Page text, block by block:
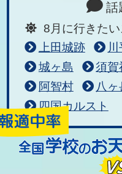
話
8月に行きたい
上田城跡
城ヶ島
須賀
阿智村
八ヶ
四国カルスト